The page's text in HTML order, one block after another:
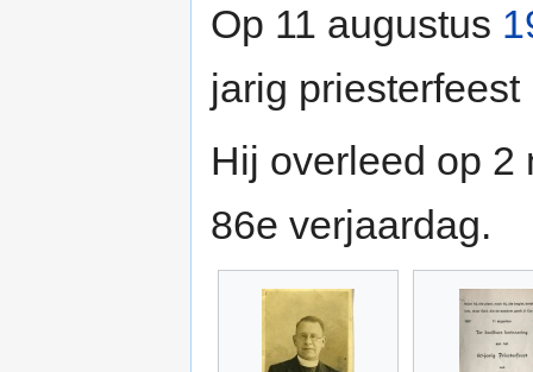
Op 11 augustus
jarig priesterfeest
Hij overleed op 2
86e verjaardag.